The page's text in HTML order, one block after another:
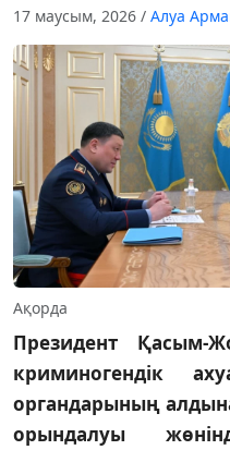
17 маусым, 2026 / Алуа
Ақорда
Президент Қасым-
криминогендік
органдарының
орындалуы